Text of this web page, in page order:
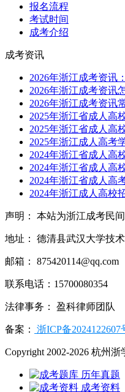
报名流程
考试时间
成考介绍
成考资讯
2026年浙江成考资讯
2026年浙江成考资讯
2026年浙江成考资讯
2025年浙江省成人高
2025年浙江省成人高
2025年浙江成人高考
2024年浙江省成人高
2024年浙江省成人高
2024年浙江省成人高
2024年浙江成人高校
声明： 本站为浙江成考民
地址： 德清县武汉大学技
邮箱： 875420114@qq.com
联系电话：15700080354
法律事务： 盈科律师团队
备案： 浙ICP备2024122607
Copyright 2002-2026 杭州
历年真题
成考资料